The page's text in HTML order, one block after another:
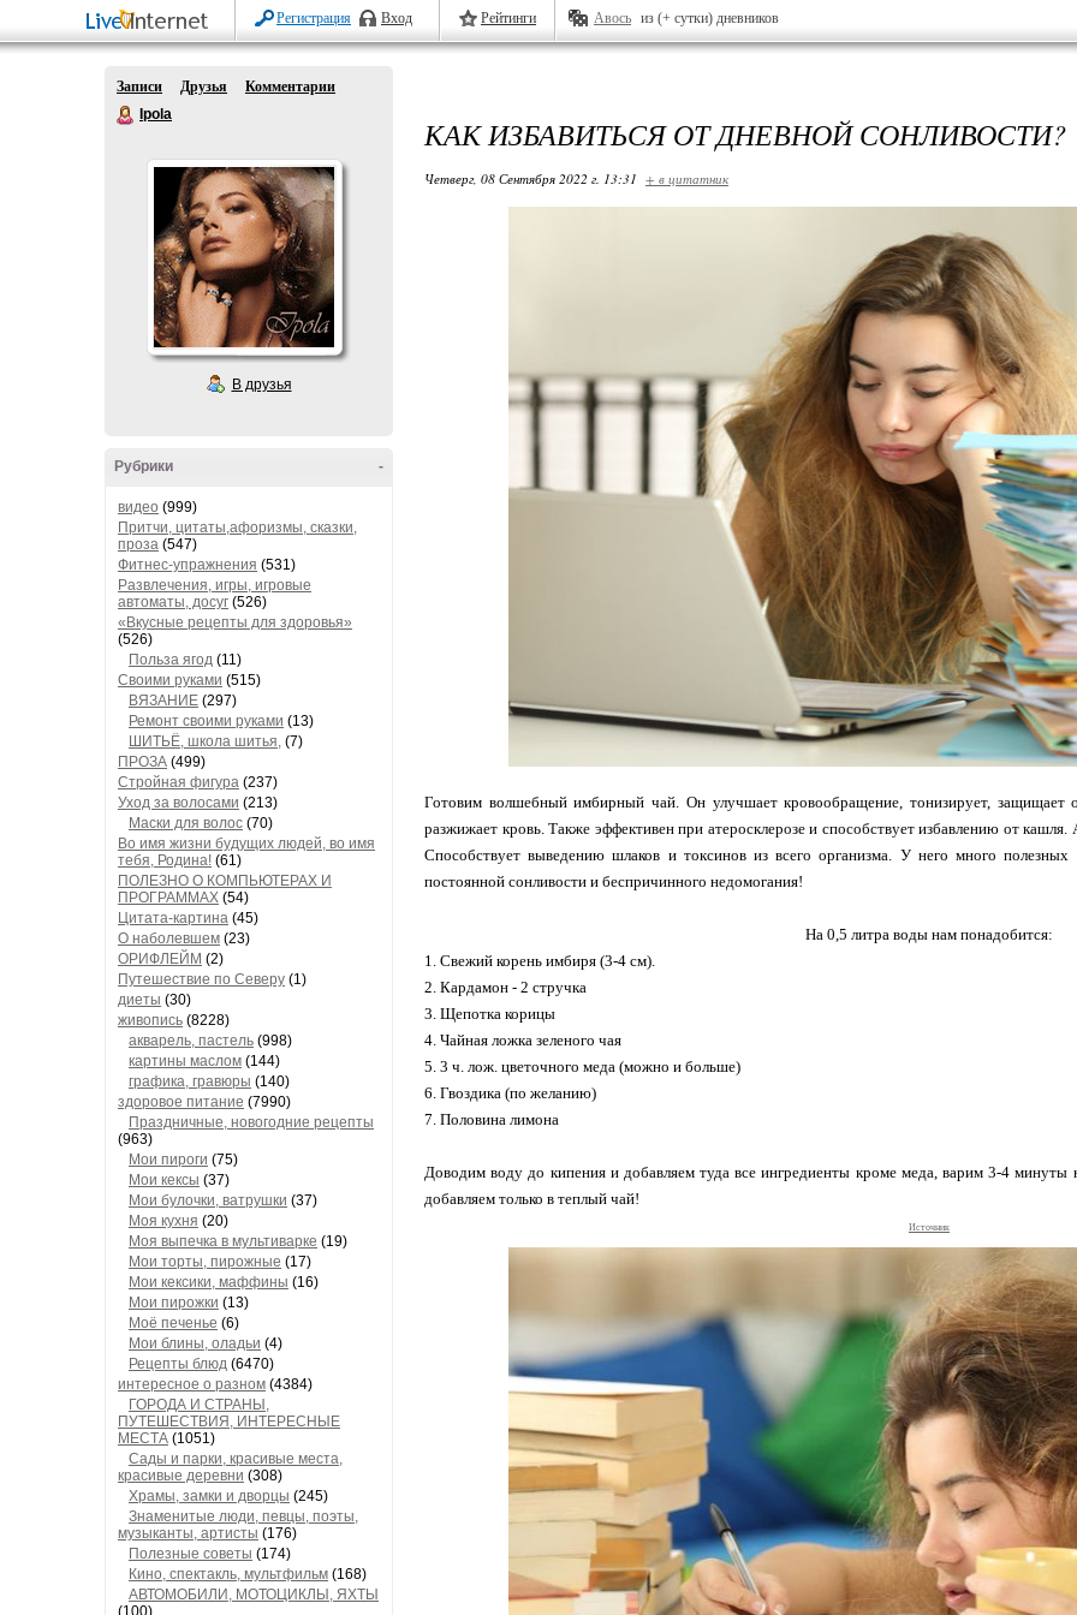
Регистрация Вход Рейтинги Авось из (+ сутки) дневников
Записи Друзья
Комментарии
Ipola
В друзья
-
Рубрики
видео (999)
Притчи, цитаты,афоризмы, сказки,
проза (547)
Фитнес-упражнения (531)
Развлечения, игры, игровые
автоматы, досуг (526)
«Вкусные рецепты для здоровья»
(526)
Польза ягод (11)
Своими руками (515)
ВЯЗАНИЕ (297)
Ремонт своими руками (13)
ШИТЬЁ, школа шитья, (7)
ПРОЗА (499)
Стройная фигура (237)
Уход за волосами (213)
Маски для волос (70)
Во имя жизни будущих людей, во имя
тебя, Родина! (61)
ПОЛЕЗНО О КОМПЬЮТЕРАХ И
ПРОГРАММАХ (54)
Цитата-картина (45)
О наболевшем (23)
ОРИФЛЕЙМ (2)
Путешествие по Северу (1)
диеты (30)
живопись (8228)
акварель, пастель (998)
картины маслом (144)
графика, гравюры (140)
здоровое питание (7990)
Праздничные, новогодние рецепты
(963)
Мои пироги (75)
Мои кексы (37)
Мои булочки, ватрушки (37)
Моя кухня (20)
Моя выпечка в мультиварке (19)
Мои торты, пирожные (17)
Мои кексики, маффины (16)
Мои пирожки (13)
Моё печенье (6)
Мои блины, оладьи (4)
Рецепты блюд (6470)
интересное о разном (4384)
ГОРОДА И СТРАНЫ,
ПУТЕШЕСТВИЯ, ИНТЕРЕСНЫЕ
МЕСТА (1051)
Сады и парки, красивые места,
красивые деревни (308)
Храмы, замки и дворцы (245)
Знаменитые люди, певцы, поэты,
музыканты, артисты (176)
Полезные советы (174)
Кино, спектакль, мультфильм (168)
АВТОМОБИЛИ, МОТОЦИКЛЫ, ЯХТЫ
(100)
КАК ИЗБАВИТЬСЯ ОТ ДНЕВНОЙ СОНЛИВОСТИ?
Четверг, 08 Сентября 2022 г. 13:31 + в цитатник
Готовим волшебный имбирный чай. Он улучшает кровообращение, тонизирует, защищает
разжижает кровь. Также эффективен при атеросклерозе и способствует избавлению от
Способствует выведению шлаков и токсинов из всего организма. У него много
постоянной сонливости и беспричинного недомогания!
На 0,5 литра воды нам понадобится:
1. Свежий корень имбиря (3-4 см).
2. Кардамон - 2 стручка
3. Щепотка корицы
4. Чайная ложка зеленого чая
5. 3 ч. лож. цветочного меда (можно и больше)
6. Гвоздика (по желанию)
7. Половина лимона
Доводим воду до кипения и добавляем туда все ингредиенты кроме меда, варим 3-4
добавляем только в теплый чай!
Источник